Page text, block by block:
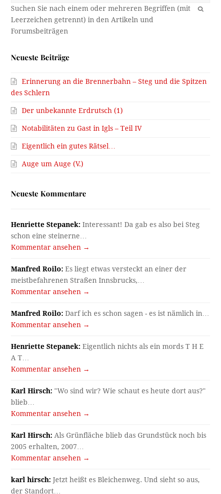
OK
Neueste Beiträge
Erinnerung an die Brennerbahn – Steg und die Spitzen
des Schlern
Der unbekannte Erdrutsch (1)
Notabilitäten zu Gast in Igls – Teil IV
Eigentlich ein gutes Rätsel…
Auge um Auge (V.)
Neueste Kommentare
Henriette Stepanek: Interessant! Da gab es also bei Steg
schon eine steinerne…
Kommentar ansehen →
Manfred Roilo: Es liegt etwas versteckt an einer der
meistbefahrenen Straßen Innsbrucks,…
Kommentar ansehen →
Manfred Roilo: Darf ich es schon sagen - es ist nämlich in…
Kommentar ansehen →
Henriette Stepanek: Eigentlich nichts als ein mords T H E
A T…
Kommentar ansehen →
Karl Hirsch: "Wo sind wir? Wie schaut es heute dort aus?"
blieb…
Kommentar ansehen →
Karl Hirsch: Als Grünfläche blieb das Grundstück noch bis
2005 erhalten, 2007…
Kommentar ansehen →
karl hirsch: Jetzt heißt es Bleichenweg. Und sieht so aus,
der Standort…